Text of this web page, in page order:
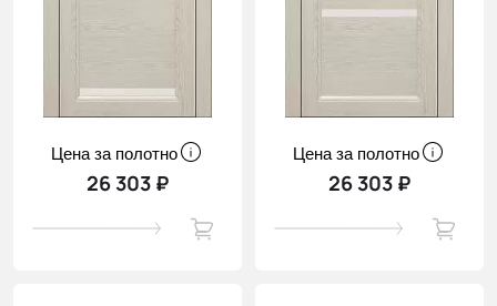
Цена за полотно
26 303 ₽
Цена за полотно
26 303 ₽